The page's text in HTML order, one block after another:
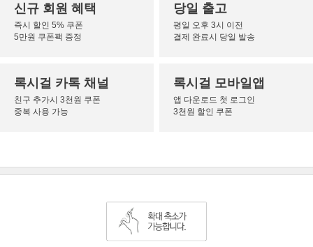
신규 회원 혜택
즉시 할인 5% 쿠폰
5만원 쿠폰팩 증정
당일 출고
평일 오후 3시 이전
결제 완료시 당일 발송
록시걸 카톡 채널
친구 추가시 3천원 쿠폰
중복 사용 가능
록시걸 모바일앱
앱 다운로드 첫 로그인
3천원 할인 쿠폰